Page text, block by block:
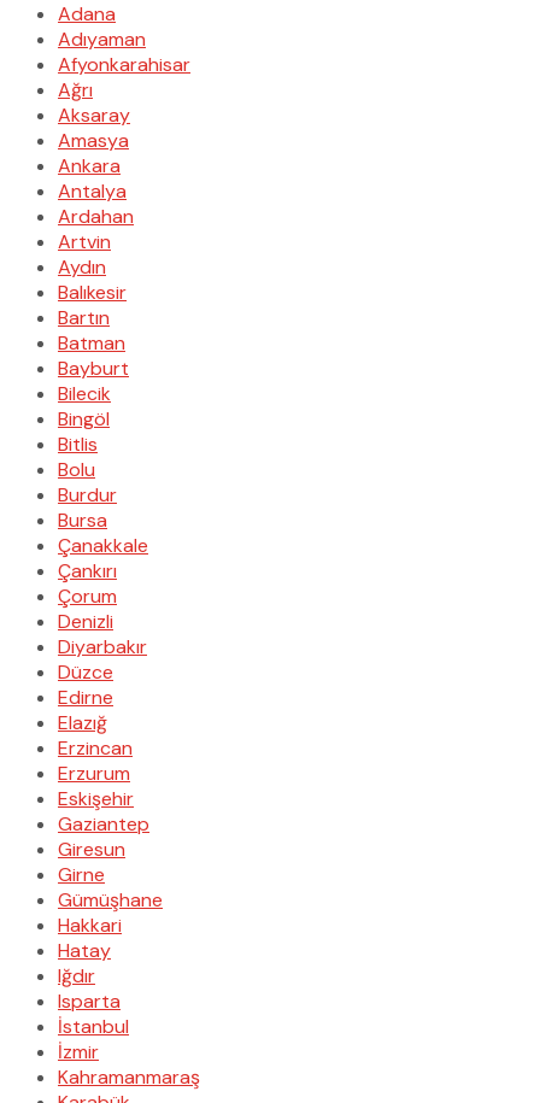
Adana
Adıyaman
Afyonkarahisar
Ağrı
Aksaray
Amasya
Ankara
Antalya
Ardahan
Artvin
Aydın
Balıkesir
Bartın
Batman
Bayburt
Bilecik
Bingöl
Bitlis
Bolu
Burdur
Bursa
Çanakkale
Çankırı
Çorum
Denizli
Diyarbakır
Düzce
Edirne
Elazığ
Erzincan
Erzurum
Eskişehir
Gaziantep
Giresun
Girne
Gümüşhane
Hakkari
Hatay
Iğdır
Isparta
İstanbul
İzmir
Kahramanmaraş